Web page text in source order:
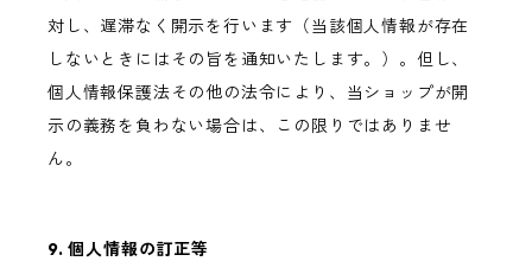
対し、遅滞なく開示を行います（当該個人情報が存在
しないときにはその旨を通知いたします。）。但し、
個人情報保護法その他の法令により、当ショップが開
示の義務を負わない場合は、この限りではありませ
ん。
9. 個人情報の訂正等